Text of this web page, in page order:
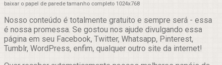
baixar o papel de parede tamanho completo 1024x768
Nosso conteúdo é totalmente gratuito e sempre será - essa
é nossa promessa. Se gostou nos ajude divulgando essa
página em seu Facebook, Twitter, Whatsapp, Pinterest,
Tumblr, WordPress, enfim, qualquer outro site da internet!